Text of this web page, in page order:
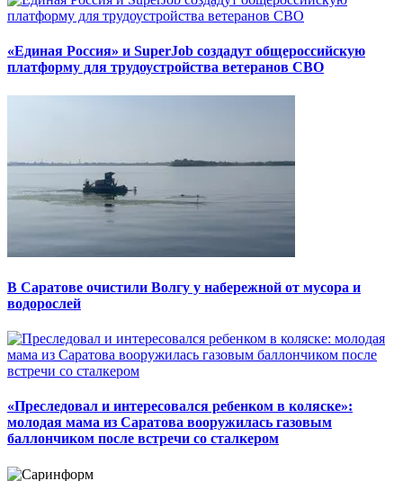
«Единая Россия» и SuperJob создадут общероссийскую
платформу для трудоустройства ветеранов СВО
В Саратове очистили Волгу у набережной от мусора и
водорослей
«Преследовал и интересовался ребенком в коляске»:
молодая мама из Саратова вооружилась газовым
баллончиком после встречи со сталкером